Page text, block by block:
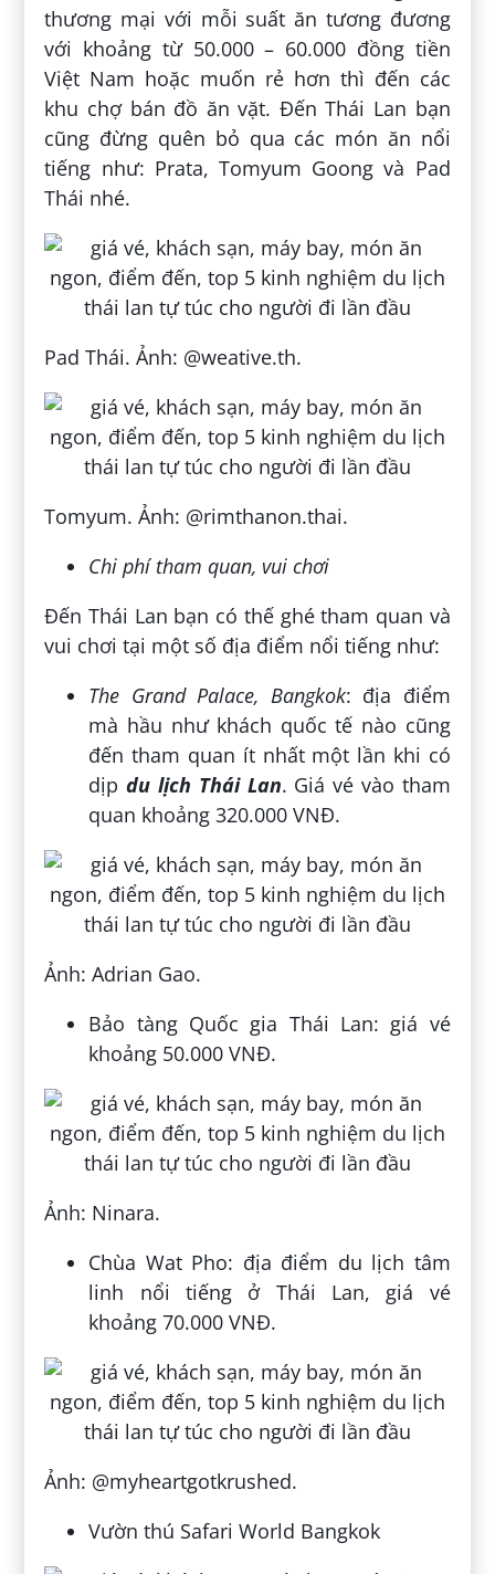
thương mại với mỗi suất ăn tương đương
với khoảng từ 50.000 – 60.000 đồng tiền
Việt Nam hoặc muốn rẻ hơn thì đến các
khu chợ bán đồ ăn vặt. Đến Thái Lan bạn
cũng đừng quên bỏ qua các món ăn nổi
tiếng như: Prata, Tomyum Goong và Pad
Thái nhé.
Pad Thái. Ảnh: @weative.th.
Tomyum. Ảnh: @rimthanon.thai.
Chi phí tham quan, vui chơi
Đến Thái Lan bạn có thế ghé tham quan và
vui chơi tại một số địa điểm nổi tiếng như:
The Grand Palace, Bangkok: địa điểm
mà hầu như khách quốc tế nào cũng
đến tham quan ít nhất một lần khi có
dịpdu lịch Thái Lan. Giá vé vào tham
quan khoảng 320.000 VNĐ.
Ảnh: Adrian Gao.
Bảo tàng Quốc gia Thái Lan: giá vé
khoảng 50.000 VNĐ.
Ảnh: Ninara.
Chùa Wat Pho: địa điểm du lịch tâm
linh nổi tiếng ở Thái Lan, giá vé
khoảng 70.000 VNĐ.
Ảnh: @myheartgotkrushed.
Vườn thú Safari World Bangkok